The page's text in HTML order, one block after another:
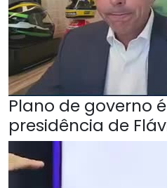
Plano de governo
presidência de